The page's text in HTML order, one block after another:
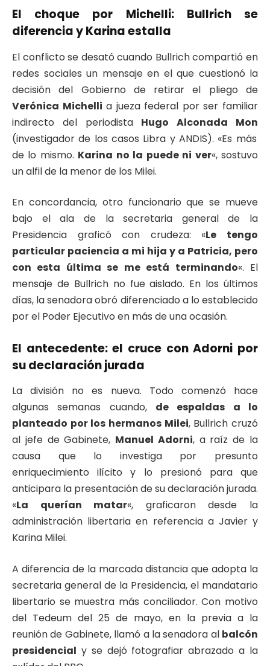
El choque por Michelli: Bullrich se
diferencia y Karina estalla
El conflicto se desató cuando Bullrich compartió en
redes sociales un mensaje en el que cuestionó la
decisión del Gobierno de retirar el pliego de
Verónica Michelli a jueza federal por ser familiar
indirecto del periodista Hugo Alconada Mon
(investigador de los casos Libra y ANDIS). «Es más
de lo mismo. Karina no la puede ni ver«, sostuvo
un alfil de la menor de los Milei.
En concordancia, otro funcionario que se mueve
bajo el ala de la secretaria general de la
Presidencia graficó con crudeza: «Le tengo
particular paciencia a mi hija y a Patricia, pero
con esta última se me está terminando«. El
mensaje de Bullrich no fue aislado. En los últimos
días, la senadora obró diferenciado a lo establecido
por el Poder Ejecutivo en más de una ocasión.
El antecedente: el cruce con Adorni por
su declaración jurada
La división no es nueva. Todo comenzó hace
algunas semanas cuando, de espaldas a lo
planteado por los hermanos Milei, Bullrich cruzó
al jefe de Gabinete, Manuel Adorni, a raíz de la
causa que lo investiga por presunto
enriquecimiento ilícito y lo presionó para que
anticipara la presentación de su declaración jurada.
«La querían matar«, graficaron desde la
administración libertaria en referencia a Javier y
Karina Milei.
A diferencia de la marcada distancia que adopta la
secretaria general de la Presidencia, el mandatario
libertario se muestra más conciliador. Con motivo
del Tedeum del 25 de mayo, en la previa a la
reunión de Gabinete, llamó a la senadora al balcón
presidencial y se dejó fotografiar abrazado a la